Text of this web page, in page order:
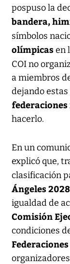
pospuso la
bandera,
símbolos
olímpicasen
COI no
a miembros
dejando
hacerlo.
En un
explicó que,
clasificación
Ángeles 2028
igualdad de
Comisión
condiciones